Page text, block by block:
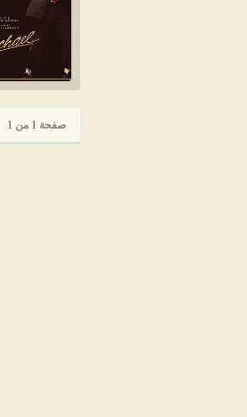
صفحة 1 من 1